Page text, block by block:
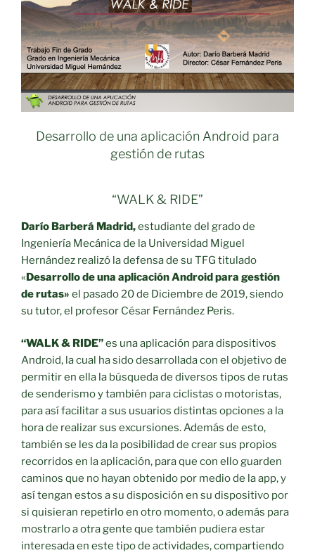
Desarrollo de una aplicación Android para
gestión de rutas
“WALK & RIDE”
Darío Barberá Madrid,estudiante del grado de
Ingeniería Mecánica de la Universidad Miguel
Hernández realizó la defensa de su TFG titulado
«Desarrollo de una aplicación Android para gestión
de rutas» el pasado 20 de Diciembre de 2019, siendo
su tutor, el profesor César Fernández Peris.
“WALK & RIDE”es una aplicación para dispositivos
Android, la cual ha sido desarrollada con el objetivo de
permitir en ella la búsqueda de diversos tipos de rutas
de senderismo y también para ciclistas o motoristas,
para así facilitar a sus usuarios distintas opciones a la
hora de realizar sus excursiones. Además de esto,
también se les da la posibilidad de crear sus propios
recorridos en la aplicación, para que con ello guarden
caminos que no hayan obtenido por medio de la app, y
así tengan estos a su disposición en su dispositivo por
si quisieran repetirlo en otro momento, o además para
mostrarlo a otra gente que también pudiera estar
interesada en este tipo de actividades, compartiendo